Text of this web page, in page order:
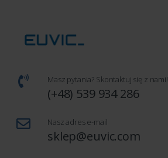
Masz pytania? Skontaktuj się z nami!
(+48) 539 934 286
Nasz adres e-mail
sklep@euvic.com